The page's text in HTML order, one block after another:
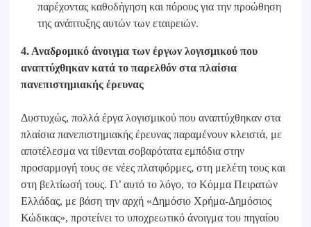
παρέχοντας καθοδήγηση και πόρους για την προώθηση
της ανάπτυξης αυτών των εταιρειών.
4. Αναδρομικό άνοιγμα των έργων λογισμικού που
αναπτύχθηκαν κατά το παρελθόν στα πλαίσια
πανεπιστημιακής έρευνας
Δυστυχώς, πολλά έργα λογισμικού που αναπτύχθηκαν στα
πλαίσια πανεπιστημιακής έρευνας παραμένουν κλειστά, με
αποτέλεσμα να τίθενται σοβαρότατα εμπόδια στην
προσαρμογή τους σε νέες πλατφόρμες, στη μελέτη τους και
στη βελτίωσή τους. Γι’ αυτό το λόγο, το Κόμμα Πειρατών
Ελλάδας, με βάση την αρχή «Δημόσιο Χρήμα-Δημόσιος
Κώδικας», προτείνει το υποχρεωτικό άνοιγμα του πηγαίου